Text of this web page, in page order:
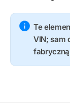
Te
VIN; sam